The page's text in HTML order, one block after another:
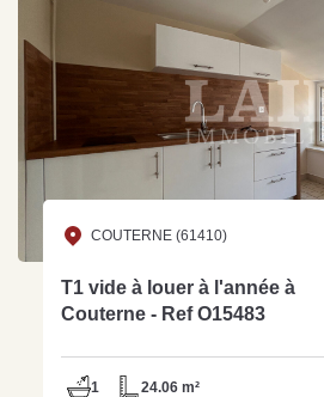
COUTERNE (61410)
T1 vide à louer à l'année à
Couterne - Ref O15483
1 24.06 m²